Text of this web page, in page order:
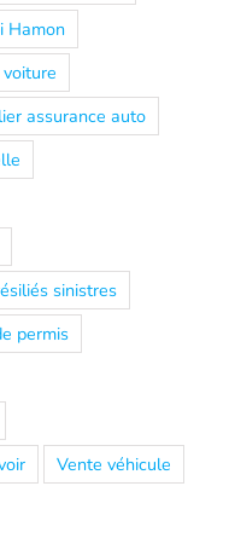
Hamon
assurance auto
sinistres
permis
Vente véhicule